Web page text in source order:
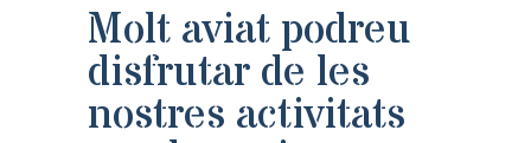
Molt aviat podreu
disfrutar de les
nostres activitats